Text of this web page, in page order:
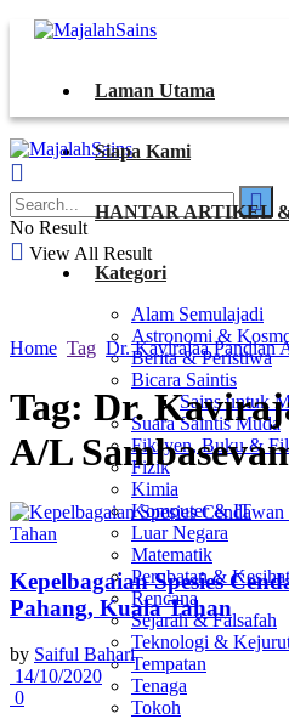
Laman Utama
Siapa Kami
HANTAR ARTIKEL
Kategori
Alam Semulajadi
Astronomi &
Berita & Peristiwa
Bicara Saintis
Sains untuk
Suara Saintis Muda
Fiksyen, Buku &
Fizik
Kimia
Komputer & IT
Luar Negara
Matematik
Perubatan &
Rencana
Sejarah & Falsafah
Teknologi &
Tempatan
Tenaga
Tokoh
No Result
View All Result
Home Tag Dr. Kavirajaa Pandian
Tag: Dr.
A/L
Kepelbagaian Spesies
Pahang, Kuala Tahan
by Saiful Bahari
14/10/2020
0